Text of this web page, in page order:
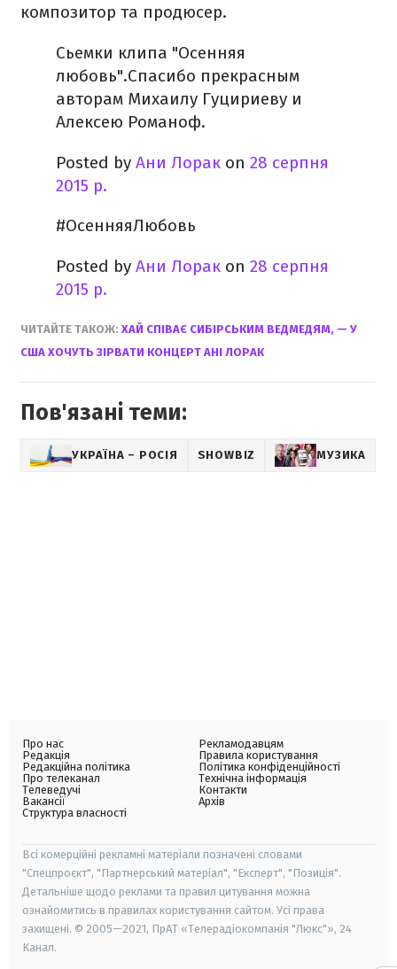
композитор та продюсер.
Сьемки клипа "Осенняя
любовь".Спасибо прекрасным
авторам Михаилу Гуцириеву и
Алексею Романоф.
Posted by Ани Лорак on 28 серпня
2015 р.
#ОсенняяЛюбовь
Posted by Ани Лорак on 28 серпня
2015 р.
ЧИТАЙТЕ ТАКОЖ: ХАЙ СПІВАЄ СИБІРСЬКИМ ВЕДМЕДЯМ, — У
США ХОЧУТЬ ЗІРВАТИ КОНЦЕРТ АНІ ЛОРАК
Пов'язані теми:
УКРАЇНА – РОСІЯ SHOWBIZ МУЗИКА
Про нас
Редакція
Редакційна політика
Про телеканал
Телеведучі
Вакансії
Структура власності
Рекламодавцям
Правила користування
Політика конфіденційності
Технічна інформація
Контакти
Архів
Всі комерційні рекламні матеріали позначені словами
"Спецпроєкт", "Партнерський матеріал", "Експерт", "Позиція".
Детальніше щодо реклами та правил цитування можна
ознайомитись в правилах користування сайтом. Усі права
захищені. © 2005—2021, ПрАТ «Телерадіокомпанія "Люкс"», 24
Канал.